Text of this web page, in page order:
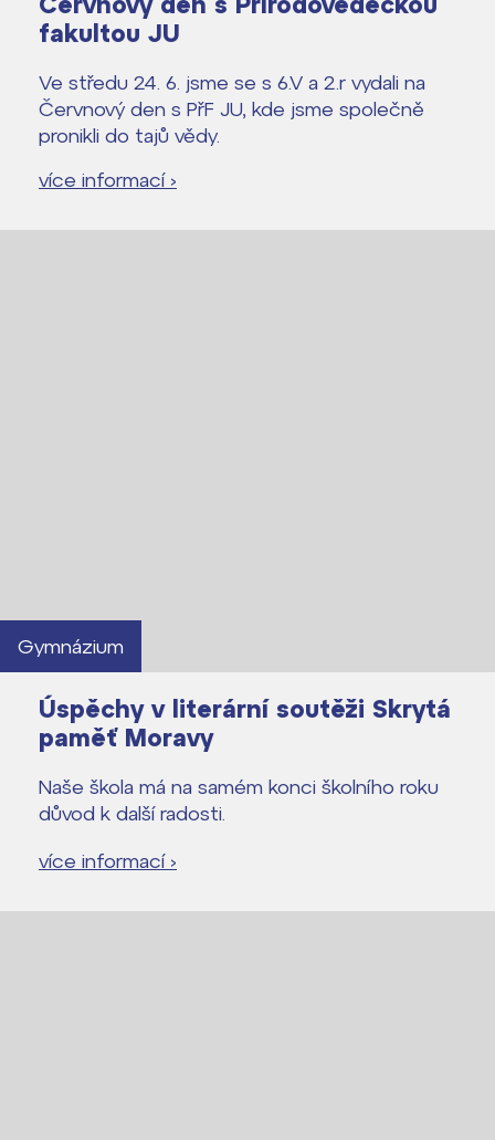
fakultou JU
Ve středu 24. 6. jsme se s 6.V a 2.r vydali na
Červnový den s PřF JU, kde jsme společně
pronikli do tajů vědy.
více informací ›
Gymnázium
Úspěchy v literární soutěži Skrytá
paměť Moravy
Naše škola má na samém konci školního roku
důvod k další radosti.
více informací ›